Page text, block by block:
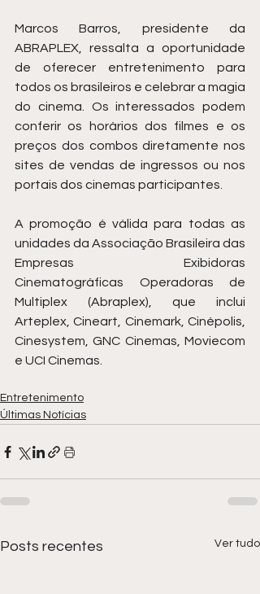
Marcos Barros, presidente da
ABRAPLEX, ressalta a oportunidade
de oferecer entretenimento para
todos os brasileiros e celebrar a magia
do cinema. Os interessados podem
conferir os horários dos filmes e os
preços dos combos diretamente nos
sites de vendas de ingressos ou nos
portais dos cinemas participantes.
A promoção é válida para todas as
unidades da Associação Brasileira das
Empresas Exibidoras
Cinematográficas Operadoras de
Multiplex (Abraplex), que inclui
Arteplex, Cineart, Cinemark, Cinépolis,
Cinesystem, GNC Cinemas, Moviecom
e UCI Cinemas.
Entretenimento
Últimas Notícias
Posts recentes Ver tudo